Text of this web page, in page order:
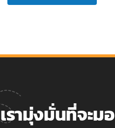
เรามุ่งมั่นที่จะ